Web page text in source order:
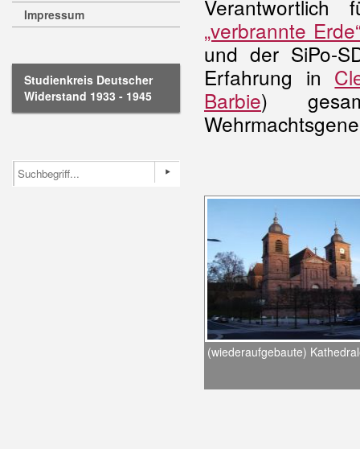
Impressum
Studienkreis Deutscher
Widerstand 1933 - 1945
„verbrannte
und der SiPo-
Erfahrung in
Barbie)
(wiederaufgebaute)